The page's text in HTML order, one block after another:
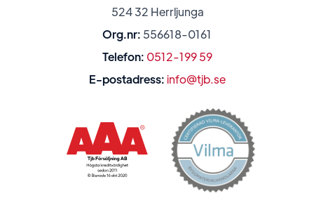
524 32 Herrljunga
Org.nr: 556618-0161
Telefon: 0512-199 59
E-postadress: info@tjb.se